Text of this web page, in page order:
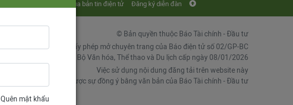
Mua bản tin điện tử Đăng ký diễn đàn
© Bản quyền thuộc Báo Tài chính - Đầu tư
Giấy phép mở chuyên trang của Báo điện tử số 02/GP-BC
do Cục Báo chí, Bộ Văn hóa, Thể thao và Du lịch cấp ngày 08/01/2026
Việc sử dụng nội dung đăng tải trên website này
phải được sự đồng ý bằng văn bản của Báo Tài chính - Đầu tư
Quên mật khẩu